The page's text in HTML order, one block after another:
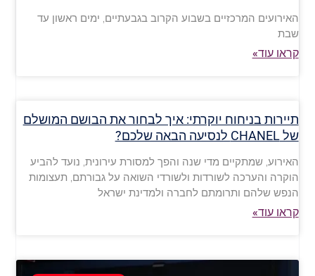
האירועים המרכזיים בשבוע הקרוב בגבעתיים, ימים ראשון עד
שבת
קראו עוד»
תיירות בניחוח יוקרתי: איך לבחור את הבושם המושלם
של CHANEL לנסיעה הבאה שלכם?
האירוע, שמתקיים מדי שנה והפך למסורת עירונית, נועד להביע
הוקרה והערכה לשורדות ולשורדי השואה על גבורתם, תעצומות
הנפש שלהם ותרומתם לחברה ולמדינת ישראל
קראו עוד»